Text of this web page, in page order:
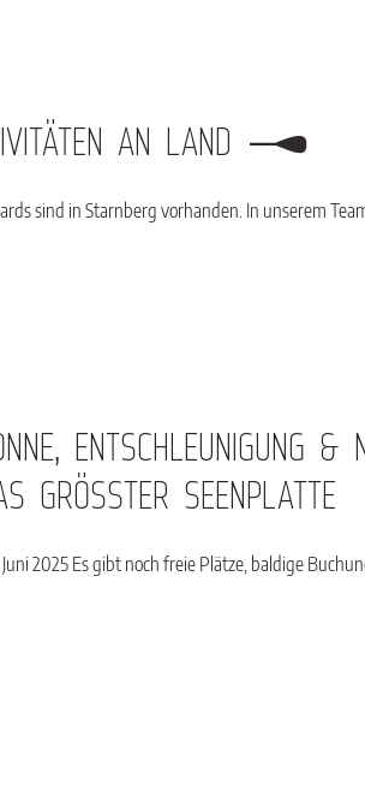
AN LAND
sind in Starnberg vorhanden. In unserem
ENTSCHLEUNIGUNG &
GRÖSSTER SEENPLATTE
Juni 2025 Es gibt noch freie Plätze, baldige